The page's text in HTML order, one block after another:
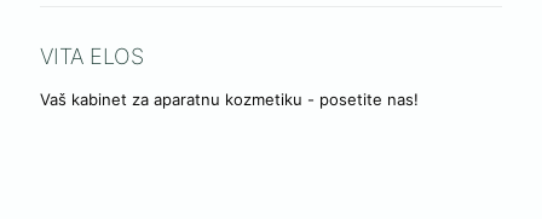
VITA ELOS
Vaš kabinet za aparatnu kozmetiku - posetite nas!